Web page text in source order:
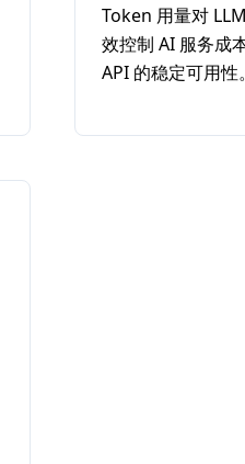
Token 用量对
效控制 AI 服务成
API 的稳定可用性。